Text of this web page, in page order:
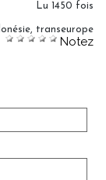
Lu 1450 fois
, transeurope
Notez